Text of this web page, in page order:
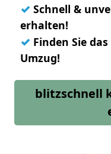
✓ Schnell &
erhalten!
✓ Finden Sie
Umzug!
blitzschnell